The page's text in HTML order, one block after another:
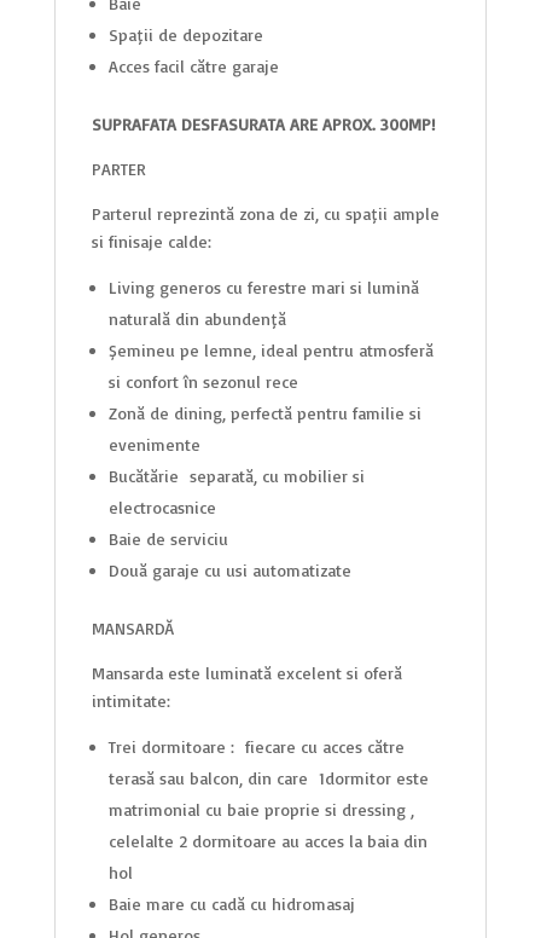
Spații de depozitare
Acces facil către garaje
SUPRAFATA DESFASURATA ARE APROX. 300MP!
PARTER
Parterul reprezintă zona de zi, cu spații ample
și finisaje calde:
Living generos cu ferestre mari și lumină
naturală din abundență
Șemineu pe lemne, ideal pentru atmosferă
și confort în sezonul rece
Zonă de dining, perfectă pentru familie și
evenimente
Bucătărie separată, cu mobilier și
electrocasnice
Baie de serviciu
Două garaje cu uși automatizate
MANSARDĂ
Mansarda este luminată excelent și oferă
intimitate:
Trei dormitoare : fiecare cu acces către
terasă sau balcon, din care 1dormitor este
matrimonial cu baie proprie si dressing ,
celelalte 2 dormitoare au acces la baia din
hol
Baie mare cu cadă cu hidromasaj